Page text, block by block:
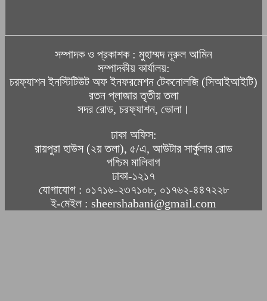
সম্পাদক ও প্রকাশক : মুহাম্মদ নূরুল আমিন
সম্পাদকীয় কার্যালয়:
চরফ্যাশন ইনস্টিটিউট অফ ইনফরমেশন টেকনোলজি (সিআইআইটি)
রতন প্লাজার তৃতীয় তলা
সদর রোড, চরফ্যাশন, ভোলা।
ঢাকা অফিস:
রায়পুরা হাউস (২য় তলা), ৫/এ, আউটার সার্কুলার রোড
পশ্চিম মালিবাগ
ঢাকা-১২১৭
যোগাযোগ : ০১৭১৬-২৩৭১০৮, ০১৭৬২-৪৪৭২২৮
ই-মেইল : sheershabani@gmail.com